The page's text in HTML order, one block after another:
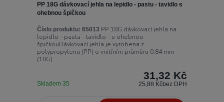
PP 18G dávkovací jehla na lepidlo - pastu - tavidlo s
ohebnou špičkou
Číslo produktu: 65013 PP 18G dávkovací jehla na
lepidlo - pasta - tavidlo - s ohebnou
špičkouDávkovací jehla je vyrobena z
polypropylenu (PP) o vnitřním průměru 0,84 mm
(18G) ...
31,32 Kč
25,88 Kčbez DPH
Skladem 35